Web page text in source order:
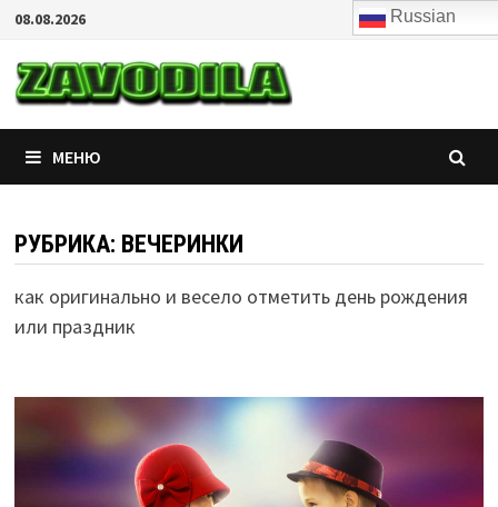
Перейти
содержимому
08.08.2026
вечеринок
МЕНЮ
РУБРИКА: ВЕЧЕРИНКИ
как оригинально и весело отметить день рождения
или праздник
Russian